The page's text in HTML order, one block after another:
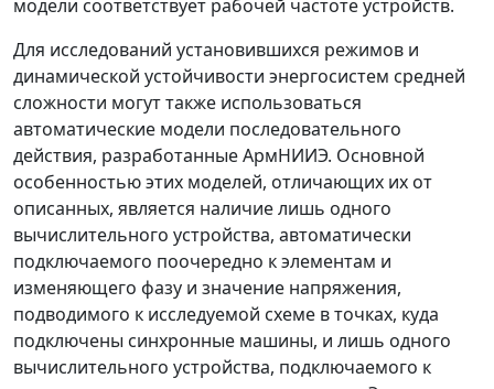
модели соответствует рабочей частоте устройств.
Для исследований установившихся режимов и
динамической устойчивости энергосистем средней
сложности могут также использоваться
автоматические модели последовательного
действия, разработанные АрмНИИЭ. Основной
особенностью этих моделей, отличающих их от
описанных, является наличие лишь одного
вычислительного устройства, автоматически
подключаемого поочередно к элементам и
изменяющего фазу и значение напряжения,
подводимого к исследуемой схеме в точках, куда
подключены синхронные машины, и лишь одного
вычислительного устройства, подключаемого к